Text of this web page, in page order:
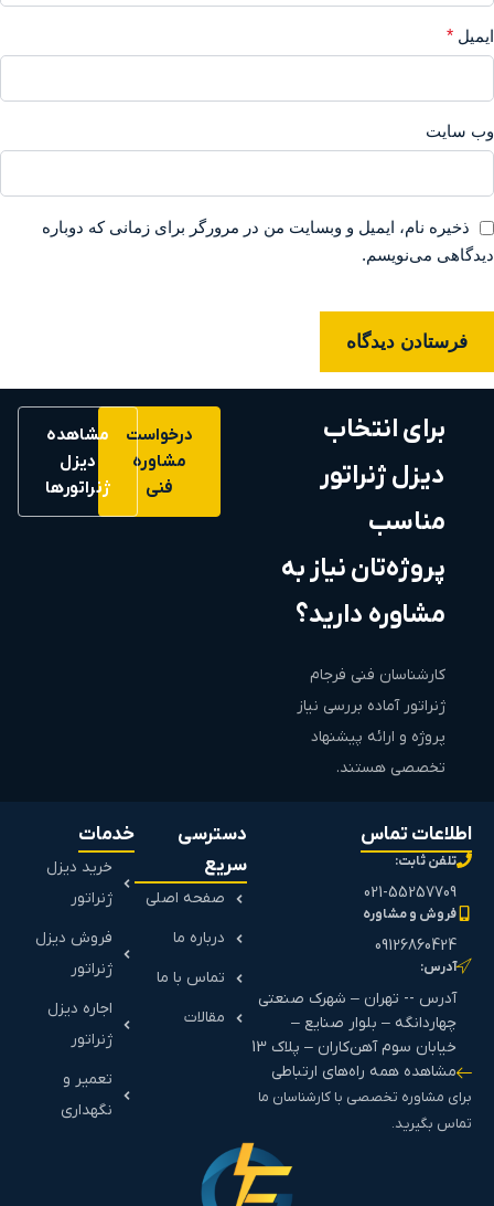
ایمیل *
وب‌ سایت
ذخیره نام، ایمیل و وبسایت من در مرورگر برای زمانی که دوباره
دیدگاهی می‌نویسم.
برای انتخاب
دیزل ژنراتور
مناسب
پروژه‌تان نیاز به
مشاوره دارید؟
کارشناسان فنی فرجام
ژنراتور آماده بررسی نیاز
پروژه و ارائه پیشنهاد
تخصصی هستند.
درخواست
مشاوره
فنی
مشاهده
دیزل
ژنراتورها
اطلاعات تماس
تلفن ثابت:
021-55257709
فروش و مشاوره
09126860424
آدرس:
آدرس -- تهران – شهرک صنعتی
چهاردانگه – بلوار صنایع –
خیابان سوم آهن‌کاران – پلاک 13
مشاهده همه راه‌های ارتباطی
برای مشاوره تخصصی با کارشناسان ما
تماس بگیرید.
دسترسی
سریع
صفحه اصلی
درباره ما
تماس با ما
مقالات
خدمات
خرید دیزل
ژنراتور
فروش دیزل
ژنراتور
اجاره دیزل
ژنراتور
تعمیر و
نگهداری